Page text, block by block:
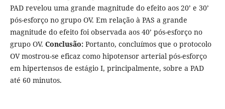
PAD revelou uma grande magnitude do efeito aos 20’ e 30’
pós-esforço no grupo OV. Em relação à PAS a grande
magnitude do efeito foi observada aos 40’ pós-esforço no
grupo OV. Conclusão: Portanto, concluímos que o protocolo
OV mostrou-se eficaz como hipotensor arterial pós-esforço
em hipertensos de estágio I, principalmente, sobre a PAD
até 60 minutos.